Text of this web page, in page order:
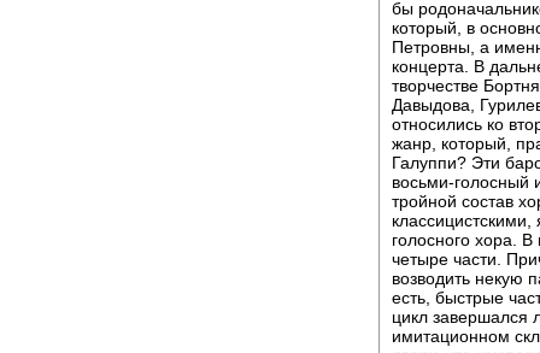
бы
который, в
Петровны, а
концерта. В
творчестве
Давыдова,
относились ко
жанр, который,
Галуппи? Эти
восьми-голосный
тройной состав
голосного хора.
четыре части.
возводить некую
есть, быстрые
цикл завершался
имитационном